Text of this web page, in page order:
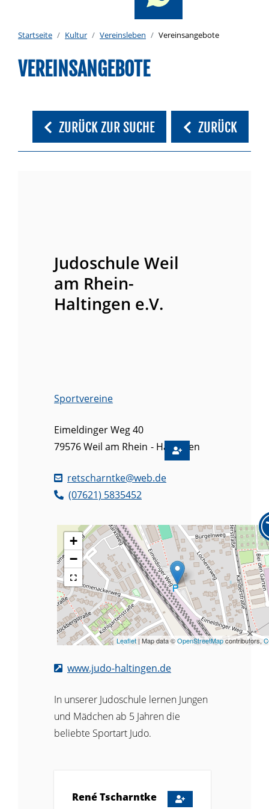
Startseite Kultur Vereinsleben Vereinsangebote
VEREINSANGEBOTE
ZURÜCK ZUR SUCHE ZURÜCK
Judoschule Weil
am Rhein-
Haltingen e.V.
+
−
Leaflet| Map data ©OpenStreetMapcontributors,
Haltingen
Eimeldinger Weg 40
79576Weil am Rhein
retscharntke@web.de
(07621) 5835452
www.judo-haltingen.de
RenéTscharntke
In unserer Judoschule lernen Jungen
und Mädchen ab 5 Jahren die
beliebte Sportart Judo.
Sportvereine